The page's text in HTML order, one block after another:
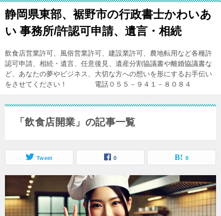
静岡県東部、裾野市の行政書士かわいあ
い 事務所/許認可申請、遺言・相続
飲食店営業許可、風俗営業許可、建設業許可、農地転用など各種許
認可申請、相続・遺言、任意後見、遺産分割協議書や離婚協議書な
ど、あなたの夢やビジネス、大切な方への想いを形にするお手伝い
をさせてください！ 電話０５５－９４１－８０８４
「飲食店開業」の記事一覧
Tweet 0 0